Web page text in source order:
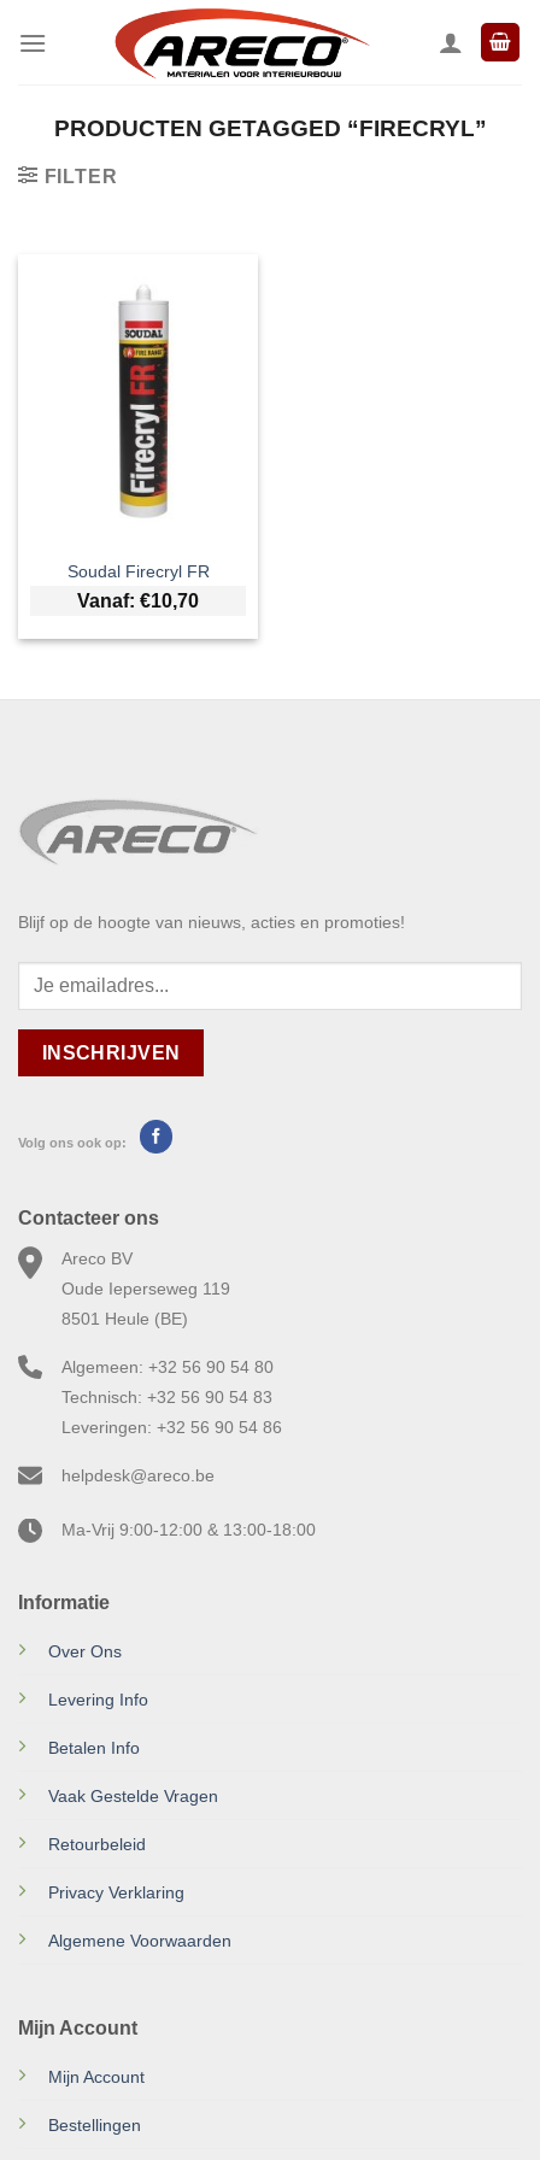
naar
PRODUCTEN GETAGGED “FIRECRYL”
FILTER
Soudal Firecryl FR
Vanaf: €10,70
Blijf op de hoogte van nieuws, acties en promoties!
Volg ons ook op:
Informatie
Over Ons
Levering Info
Betalen Info
Vaak Gestelde Vragen
Retourbeleid
Privacy Verklaring
Algemene Voorwaarden
Mijn Account
Mijn Account
Bestellingen
Contacteer ons
Areco BV
Oude Ieperseweg 119
8501 Heule (BE)
Algemeen: +32 56 90 54 80
Technisch: +32 56 90 54 83
Leveringen: +32 56 90 54 86
helpdesk@areco.be
Ma-Vrij 9:00-12:00 & 13:00-18:00